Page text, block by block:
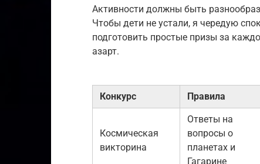
Активности должны быть
Чтобы дети не устали, я чередую
подготовить простые призы за
азарт.
Конкурс Правила
Космическая
викторина
Ответы на
вопросы о
планетах и
Гагарине